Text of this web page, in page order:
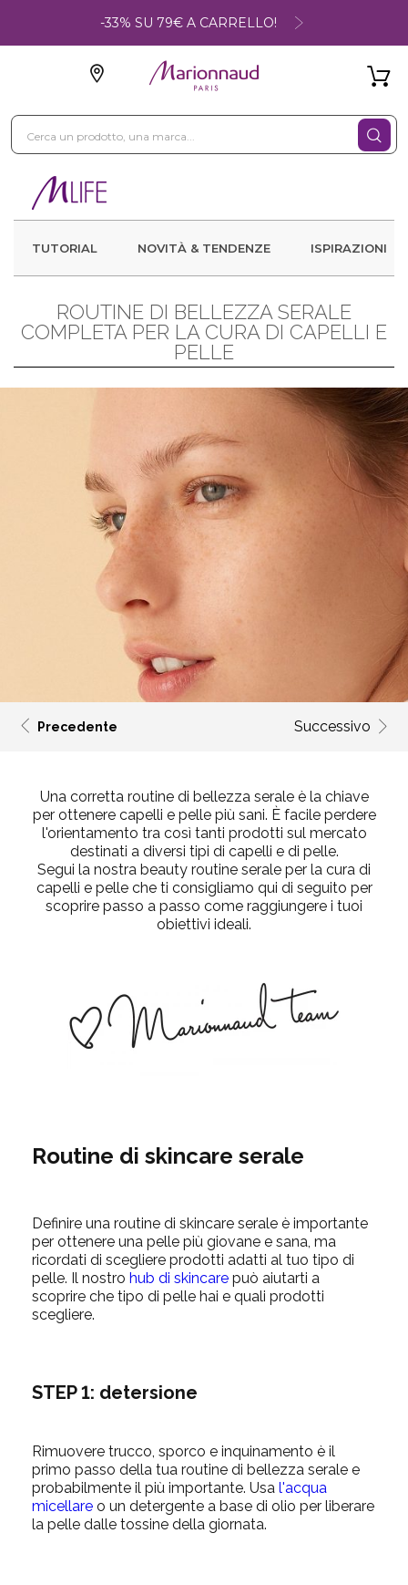
-33% SU 79€ A CARRELLO!
TUTORIAL NOVITÀ & TENDENZE ISPIRAZIONI
ROUTINE DI BELLEZZA SERALE
COMPLETA PER LA CURA DI CAPELLI E
PELLE
Precedente Successivo
Una corretta routine di bellezza serale è la chiave
per ottenere capelli e pelle più sani. È facile perdere
l'orientamento tra così tanti prodotti sul mercato
destinati a diversi tipi di capelli e di pelle.
Segui la nostra beauty routine serale per la cura di
capelli e pelle che ti consigliamo qui di seguito per
scoprire passo a passo come raggiungere i tuoi
obiettivi ideali.
Routine di skincare serale
Definire una routine di skincare serale è importante
per ottenere una pelle più giovane e sana, ma
ricordati di scegliere prodotti adatti al tuo tipo di
pelle. Il nostro hub di skincare può aiutarti a
scoprire che tipo di pelle hai e quali prodotti
scegliere.
STEP 1: detersione
Rimuovere trucco, sporco e inquinamento è il
primo passo della tua routine di bellezza serale e
probabilmente il più importante. Usa l'acqua
micellare o un detergente a base di olio per liberare
la pelle dalle tossine della giornata.